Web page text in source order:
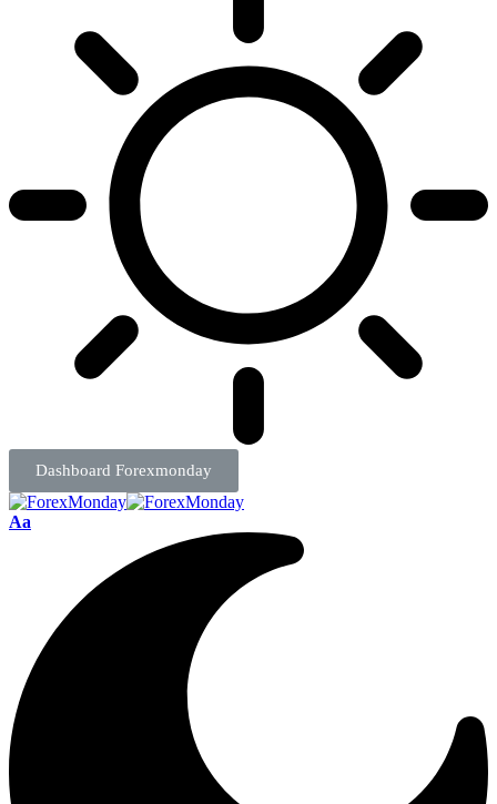
Dashboard Forexmonday
Aa